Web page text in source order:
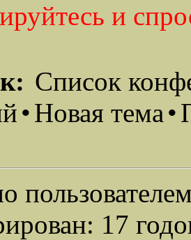
и
Список
•Новая тема•
17